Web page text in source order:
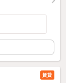
賃貸